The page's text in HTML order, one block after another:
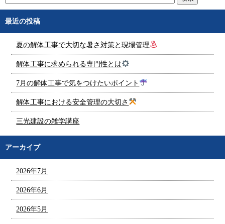
最近の投稿
夏の解体工事で大切な暑さ対策と現場管理
解体工事に求められる専門性とは
7月の解体工事で気をつけたいポイント
解体工事における安全管理の大切さ
三光建設の雑学講座
アーカイブ
2026年7月
2026年6月
2026年5月